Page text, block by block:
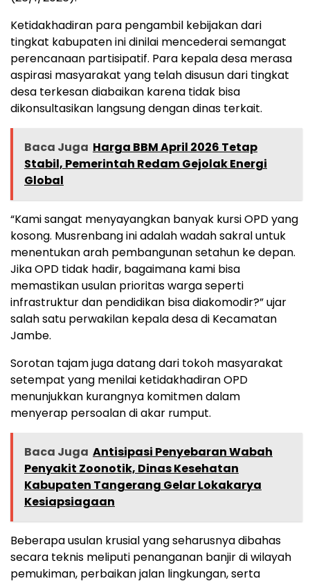
Ketidakhadiran para pengambil kebijakan dari
tingkat kabupaten ini dinilai mencederai semangat
perencanaan partisipatif. Para kepala desa merasa
aspirasi masyarakat yang telah disusun dari tingkat
desa terkesan diabaikan karena tidak bisa
dikonsultasikan langsung dengan dinas terkait.
Baca Juga Harga BBM April 2026 Tetap
Stabil, Pemerintah Redam Gejolak Energi
Global
“Kami sangat menyayangkan banyak kursi OPD yang
kosong. Musrenbang ini adalah wadah sakral untuk
menentukan arah pembangunan setahun ke depan.
Jika OPD tidak hadir, bagaimana kami bisa
memastikan usulan prioritas warga seperti
infrastruktur dan pendidikan bisa diakomodir?” ujar
salah satu perwakilan kepala desa di Kecamatan
Jambe.
Sorotan tajam juga datang dari tokoh masyarakat
setempat yang menilai ketidakhadiran OPD
menunjukkan kurangnya komitmen dalam
menyerap persoalan di akar rumput.
Baca Juga Antisipasi Penyebaran Wabah
Penyakit Zoonotik, Dinas Kesehatan
Kabupaten Tangerang Gelar Lokakarya
Kesiapsiagaan
‎Beberapa usulan krusial yang seharusnya dibahas
secara teknis meliputi penanganan banjir di wilayah
pemukiman, perbaikan jalan lingkungan, serta